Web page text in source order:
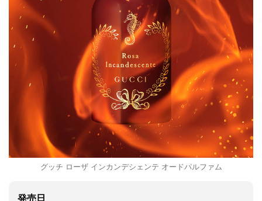
グッチ ローザ インカンデシェンテ オードパルファム
発売日